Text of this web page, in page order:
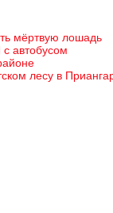
мёртвую лошадь
автобусом
лесу в